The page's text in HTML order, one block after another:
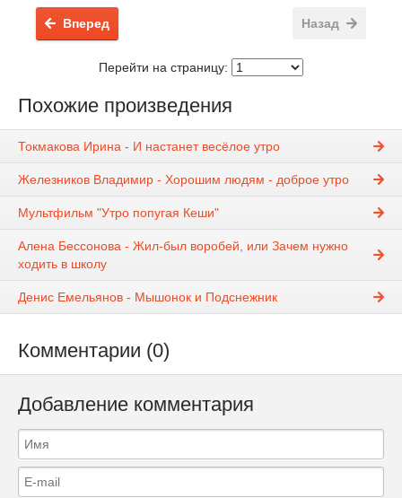
Назад
Вперед
Перейти на страницу:
Похожие произведения
Токмакова Ирина - И настанет весёлое утро
Железников Владимир - Хорошим людям - доброе утро
Мультфильм "Утро попугая Кеши"
Алена Бессонова - Жил-был воробей, или Зачем нужно
ходить в школу
Денис Емельянов - Мышонок и Подснежник
Комментарии (0)
Добавление комментария